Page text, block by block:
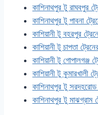
কাশিনাথপুর টু রাঘবপুর
কাশিনাথপুর টু পাবনা
কাশিয়ানী টু বহরপুর
কাশিয়ানী টু চাপতা
কাশিয়ানী টু গোপালগঞ্জ
কাশিয়ানী টু কুমারখালী
কাশিনাথপুর টু সরদহরোড
কাশিনাথপুর টু মাঝগ্রাম